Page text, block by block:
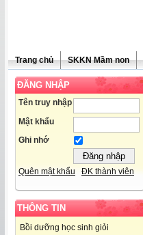
Trang chủ SKKN Mầm non
ĐĂNG NHẬP
Tên truy nhập
Mật khẩu
Ghi nhớ
Quên mật khẩu ĐK thành viên
THÔNG TIN
Bồi dưỡng học sinh giỏi